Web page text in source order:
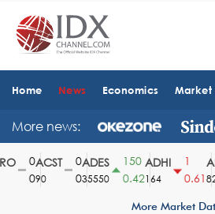
Home News Economics Market
More news:
ACST
90
ADES
35550
150
0.42
ADHI
164
0.61
More Market